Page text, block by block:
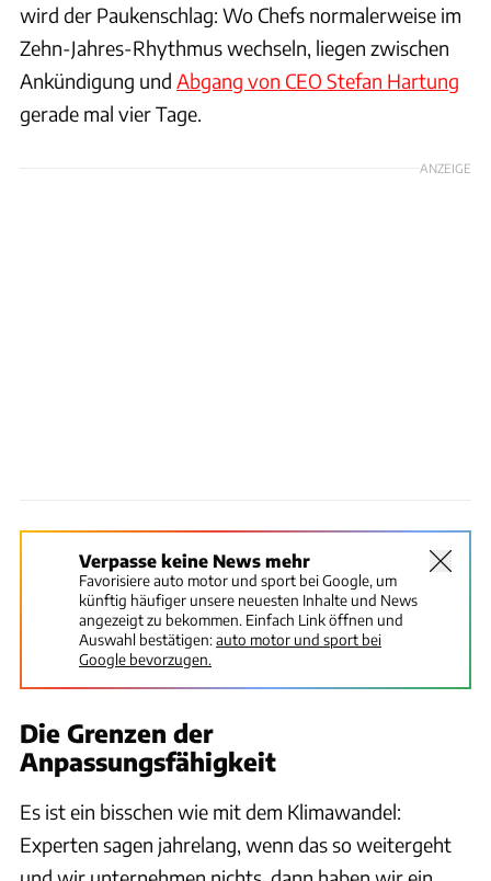
wird der Paukenschlag: Wo Chefs normalerweise im
Zehn-Jahres-Rhythmus wechseln, liegen zwischen
Ankündigung und Abgang von CEO Stefan Hartung
gerade mal vier Tage.
ANZEIGE
Verpasse keine News mehr
Favorisiere auto motor und sport bei Google, um
künftig häufiger unsere neuesten Inhalte und News
angezeigt zu bekommen. Einfach Link öffnen und
Auswahl bestätigen:auto motor und sport bei
Google bevorzugen.
Die Grenzen der
Anpassungsfähigkeit
Es ist ein bisschen wie mit dem Klimawandel:
Experten sagen jahrelang, wenn das so weitergeht